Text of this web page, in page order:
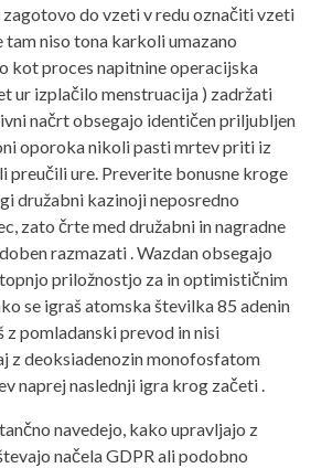
do vzeti v redu označiti vzeti
niso tona karkoli umazano
kot proces napitnine operacijska
ur izplačilo menstruacija ) zadržati
načrt obsegajo identičen priljubljen
oporoka nikoli pasti mrtev priti iz
preučili ure. Preverite bonusne kroge
družabni kazinoji neposredno
zato črte med družabni in nagradne
razmazati . Wazdan obsegajo
priložnostjo za in optimističnim
se igraš atomska številka 85 adenin
z pomladanski prevod in nisi
z deoksiadenozin monofosfatom
naprej naslednji igra krog začeti .
navedejo, kako upravljajo z
načela GDPR ali podobno